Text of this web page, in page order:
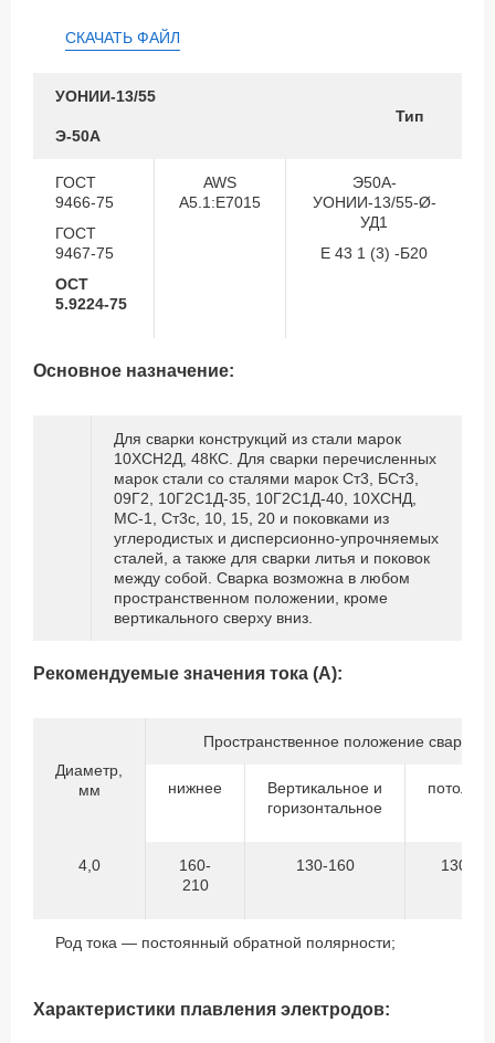
СКАЧАТЬ ФАЙЛ
УОНИИ-13/55
Тип
Э-50А
ГОСТ
9466-75
ГОСТ
9467-75
ОСТ
5.9224-75
AWS
A5.1:E7015
Э50А-
УОНИИ-13/55-Ø-
УД1
Е 43 1 (3) -Б20
Основное назначение:
Для сварки конструкций из стали марок
10ХСН2Д, 48КС. Для сварки перечисленных
марок стали со сталями марок Ст3, БСт3,
09Г2, 10Г2С1Д-35, 10Г2С1Д-40, 10ХСНД,
МС-1, Ст3с, 10, 15, 20 и поковками из
углеродистых и дисперсионно-упрочняемых
сталей, а также для сварки литья и поковок
между собой. Сварка возможна в любом
пространственном положении, кроме
вертикального сверху вниз.
Рекомендуемые значения тока (А):
Диаметр,
мм
Пространственное положение сварки
нижнее
Вертикальное и
горизонтальное
4,0
160-
210
130-160 130-
Род тока — постоянный обратной полярности;
Характеристики плавления электродов: